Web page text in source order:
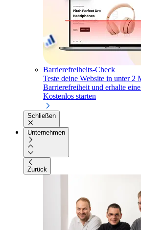
Barrierefreiheits-Check
Teste deine Website in unter 2
Barrierefreiheit und erhalte
Kostenlos starten
Schließen
Unternehmen
Zurück